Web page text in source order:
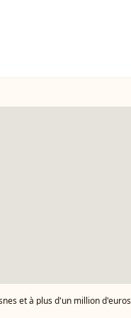
et à plus d'un million